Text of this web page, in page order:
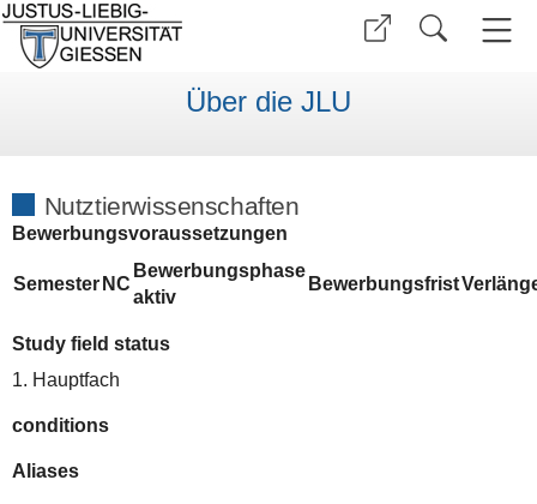
Über die JLU
Nutztierwissenschaften
Bewerbungsvoraussetzungen
Semester NC
Bewerbungsphase
aktiv
Bewerbungsfrist
Study field status
1. Hauptfach
conditions
Aliases